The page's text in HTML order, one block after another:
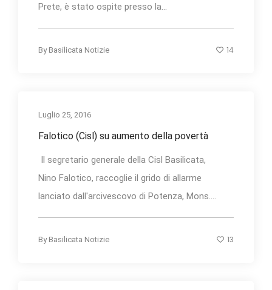
Prete, è stato ospite presso la...
By Basilicata Notizie 14
Luglio 25, 2016
Falotico (Cisl) su aumento della povertà
Il segretario generale della Cisl Basilicata,
Nino Falotico, raccoglie il grido di allarme
lanciato dall'arcivescovo di Potenza, Mons....
By Basilicata Notizie 13